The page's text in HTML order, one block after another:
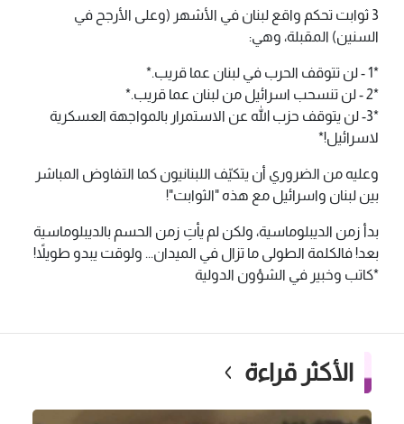
3 ثوابت تحكم واقع لبنان في الأشهر (وعلى الأرجح في
السنين) المقبلة، وهي:
*1 - لن تتوقف الحرب في لبنان عما قريب.*
*2 - لن تنسحب اسرائيل من لبنان عما قريب.*
*3- لن يتوقف حزب الله عن الاستمرار بالمواجهة العسكرية
لاسرائيل!*
وعليه من الضروري أن يتكيّف اللبنانيون كما التفاوض المباشر
بين لبنان واسرائيل مع هذه "الثوابت"!
بدأ زمن الديبلوماسية، ولكن لم يأتِ زمن الحسم بالديبلوماسية
بعد! فالكلمة الطولى ما تزال في الميدان... ولوقت يبدو طويلاً!
*كاتب وخبير في الشؤون الدولية
الأكثر قراءة